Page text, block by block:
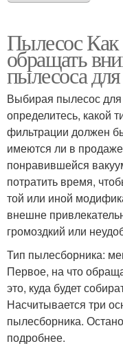
Пылесос Как
обращать
пылесоса
Выбирая пылесос
определитесь, какой
фильтрации должен
имеются ли в
понравившейся
потратить время,
той или иной
внешне
громоздкий или
Тип пылесборника:
Первое, на что
это, куда будет
Насчитывается три
пылесборника.
подробнее.